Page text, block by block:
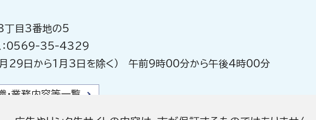
目3番地の5
：0569-35-4329
月29日から1月3日を除く） 午前9時00分から午後4時00分
・業務内容等一覧